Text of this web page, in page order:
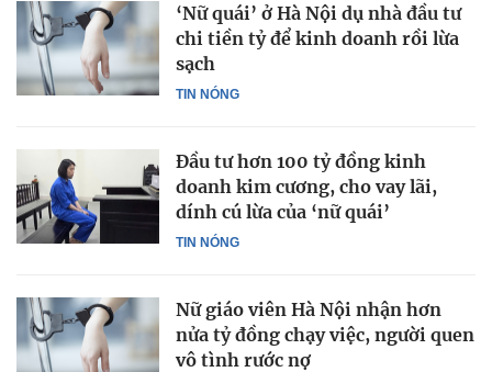
TIN NÓNG
‘Nữ quái’ ở Hà Nội dụ nhà đầu tư
chi tiền tỷ để kinh doanh rồi lừa
sạch
TIN NÓNG
Đầu tư hơn 100 tỷ đồng kinh
doanh kim cương, cho vay lãi,
dính cú lừa của ‘nữ quái’
Nữ giáo viên Hà Nội nhận hơn
nửa tỷ đồng chạy việc, người quen
vô tình rước nợ